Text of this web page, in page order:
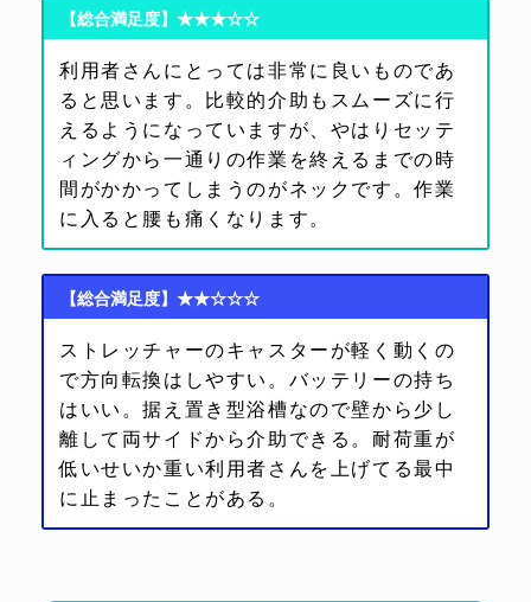
【総合満足度】★★★☆☆
利用者さんにとっては非常に良いものであ
ると思います。比較的介助もスムーズに行
えるようになっていますが、やはりセッテ
ィングから一通りの作業を終えるまでの時
間がかかってしまうのがネックです。作業
に入ると腰も痛くなります。
【総合満足度】★★☆☆☆
ストレッチャーのキャスターが軽く動くの
で方向転換はしやすい。バッテリーの持ち
はいい。据え置き型浴槽なので壁から少し
離して両サイドから介助できる。耐荷重が
低いせいか重い利用者さんを上げてる最中
に止まったことがある。